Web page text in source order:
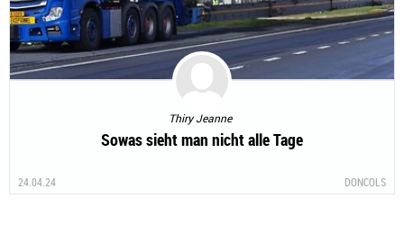
Thiry Jeanne
Sowas sieht man nicht alle Tage
24.04.24 DONCOLS